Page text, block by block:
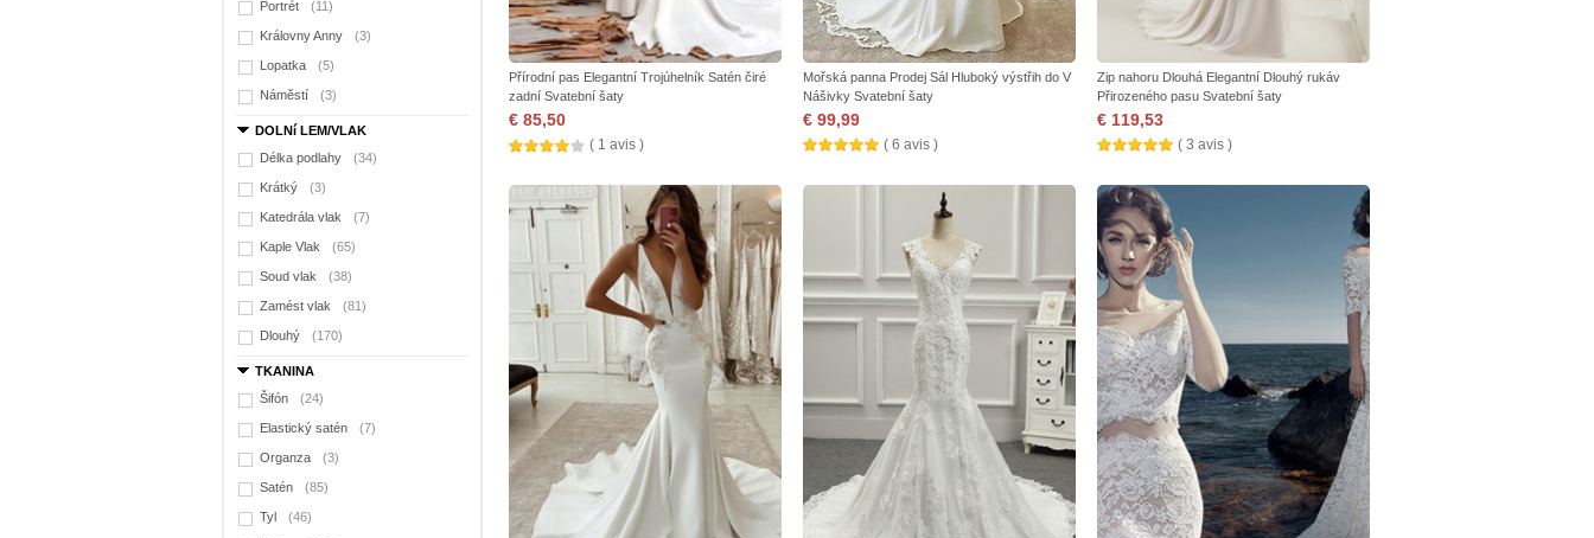
Portrét (11)
Královny Anny (3)
Lopatka (5)
Náměstí (3)
DOLNí LEM/VLAK
Délka podlahy
(34)
Krátký (3)
Katedrála vlak (7)
Kaple Vlak (65)
Soud vlak (38)
Zamést vlak (81)
Dlouhý (170)
TKANINA
Šifón
(24)
Elastický satén (7)
Organza (3)
Satén (85)
Tyl (46)
Přírodní pas Elegantní Trojúhelník Satén čiré
zadní Svatební šaty
€ 85,50
( 1 avis )
Mořská panna Prodej Sál Hluboký výstřih do V
Nášivky Svatební šaty
€ 99,99
( 6 avis )
Zip nahoru Dlouhá Elegantní Dlouhý rukáv
Přirozeného pasu Svatební šaty
€ 119,53
( 3 avis )